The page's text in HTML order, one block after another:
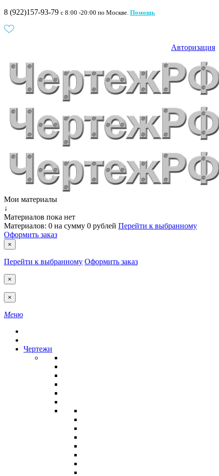
8 (922)157-93-79 c 8:00 -20:00 по Москве. Помощь
Авторизация
Мои материалы
↓
Материалов пока нет
Материалов: 0 на сумму 0 рублей Перейти к выбранному
Оформить заказ
×
Перейти к выбранному Оформить заказ
×
×
Меню
Чертежи